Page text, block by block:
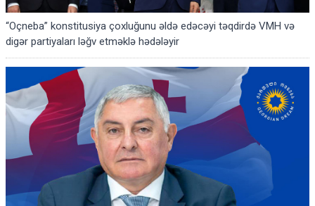
“Oçneba” konstitusiya çoxluğunu əldə edəcəyi təqdirdə VMH və
digər partiyaları ləğv etməklə hədələyir